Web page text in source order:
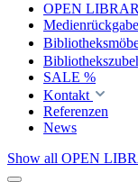
OPEN
Medienrückgabe
SALE %
Kontakt
Referenzen
News
Show all OPEN